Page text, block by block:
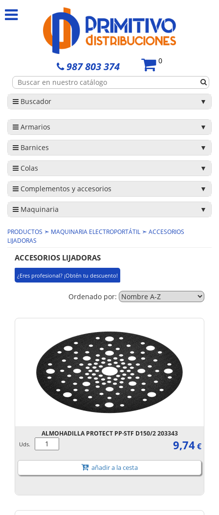
987 803 374 0
Buscador
Armarios
Barnices
Colas
Complementos y accesorios
Maquinaria
PRODUCTOS ➣ MAQUINARIA ELECTROPORTÁTIL ➣ ACCESORIOS
LIJADORAS
ACCESORIOS LIJADORAS
¿Eres profesional? ¡Obtén tu descuento!
Ordenado por:
ALMOHADILLA PROTECT PP·STF D150/2 203343
Uds. 9,74€
añadir a la cesta